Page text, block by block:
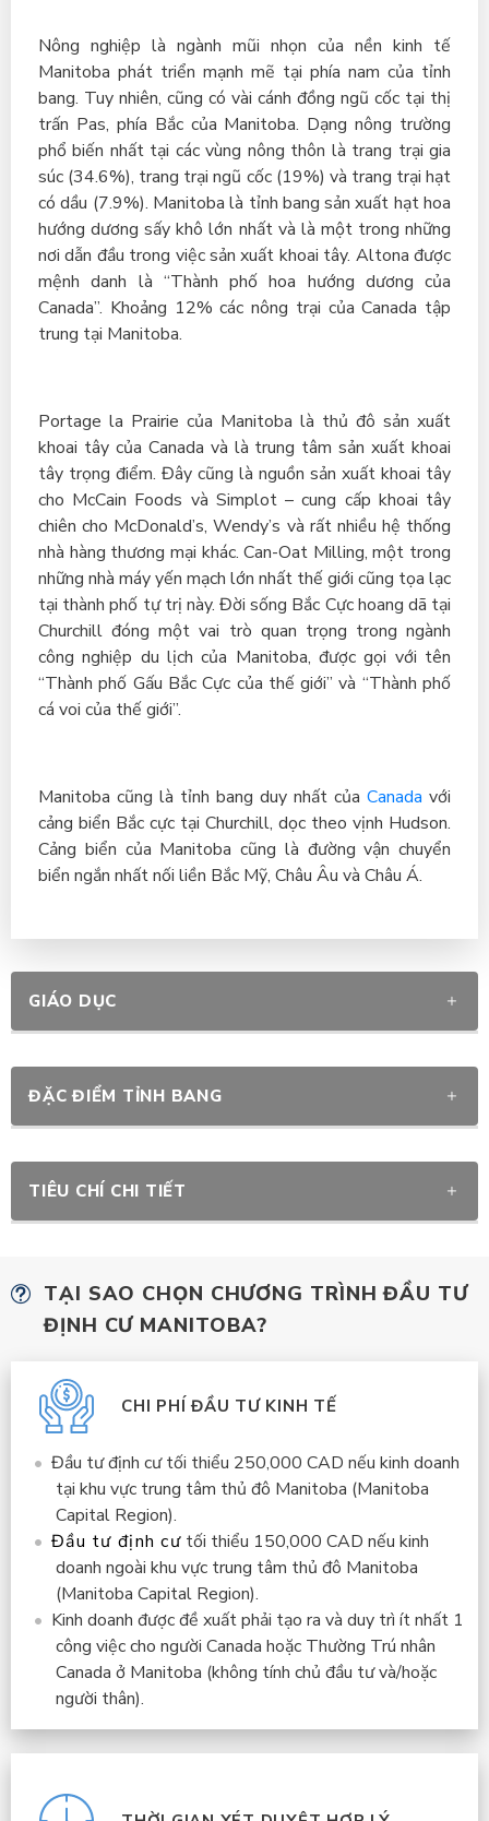
Nông nghiệp là ngành mũi nhọn của nền kinh tế
Manitoba phát triển mạnh mẽ tại phía nam của tỉnh
bang. Tuy nhiên, cũng có vài cánh đồng ngũ cốc tại thị
trấn Pas, phía Bắc của Manitoba. Dạng nông trường
phổ biến nhất tại các vùng nông thôn là trang trại gia
súc (34.6%), trang trại ngũ cốc (19%) và trang trại hạt
có dầu (7.9%). Manitoba là tỉnh bang sản xuất hạt hoa
hướng dương sấy khô lớn nhất và là một trong những
nơi dẫn đầu trong việc sản xuất khoai tây. Altona được
mệnh danh là “Thành phố hoa hướng dương của
Canada”. Khoảng 12% các nông trại của Canada tập
trung tại Manitoba.
Portage la Prairie của Manitoba là thủ đô sản xuất
khoai tây của Canada và là trung tâm sản xuất khoai
tây trọng điểm. Đây cũng là nguồn sản xuất khoai tây
cho McCain Foods và Simplot – cung cấp khoai tây
chiên cho McDonald’s, Wendy’s và rất nhiều hệ thống
nhà hàng thương mại khác. Can-Oat Milling, một trong
những nhà máy yến mạch lớn nhất thế giới cũng tọa lạc
tại thành phố tự trị này. Đời sống Bắc Cực hoang dã tại
Churchill đóng một vai trò quan trọng trong ngành
công nghiệp du lịch của Manitoba, được gọi với tên
“Thành phố Gấu Bắc Cực của thế giới” và “Thành phố
cá voi của thế giới”.
Manitoba cũng là tỉnh bang duy nhất của Canada với
cảng biển Bắc cực tại Churchill, dọc theo vịnh Hudson.
Cảng biển của Manitoba cũng là đường vận chuyển
biển ngắn nhất nối liền Bắc Mỹ, Châu Âu và Châu Á.
GIÁO DỤC
ĐẶC ĐIỂM TỈNH BANG
TIÊU CHÍ CHI TIẾT
TẠI SAO CHỌN CHƯƠNG TRÌNH ĐẦU TƯ
ĐỊNH CƯ MANITOBA?
CHI PHÍ ĐẦU TƯ KINH TẾ
Đầu tư định cư tối thiểu 250,000 CAD nếu kinh doanh
tại khu vực trung tâm thủ đô Manitoba (Manitoba
Capital Region).
Đầu tư định cưtối thiểu 150,000 CAD nếu kinh
doanh ngoài khu vực trung tâm thủ đô Manitoba
(Manitoba Capital Region).
Kinh doanh được đề xuất phải tạo ra và duy trì ít nhất 1
công việc cho người Canada hoặc Thường Trú nhân
Canada ở Manitoba (không tính chủ đầu tư và/hoặc
người thân).